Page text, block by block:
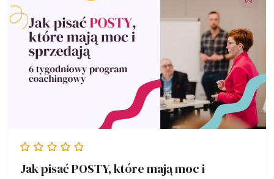
Jak pisać POSTY, które mają moc i